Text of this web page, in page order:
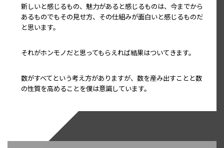
新しいと感じるもの、魅力があると感じるものは、今までから
あるものでもその見せ方、その仕組みが面白いと感じるものだ
と思います。
それがホンモノだと思ってもらえれば結果はついてきます。
数がすべてという考え方がありますが、数を産み出すことと数
の性質を高めることを僕は意識しています。